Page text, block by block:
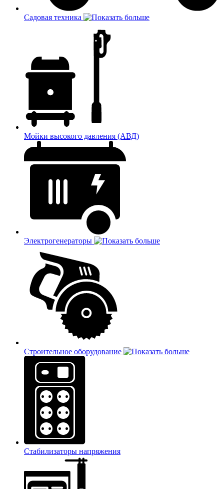
Садовая техника
Мойки высокого давления (АВД)
Электрогенераторы
Строительное оборудование
Стабилизаторы напряжения